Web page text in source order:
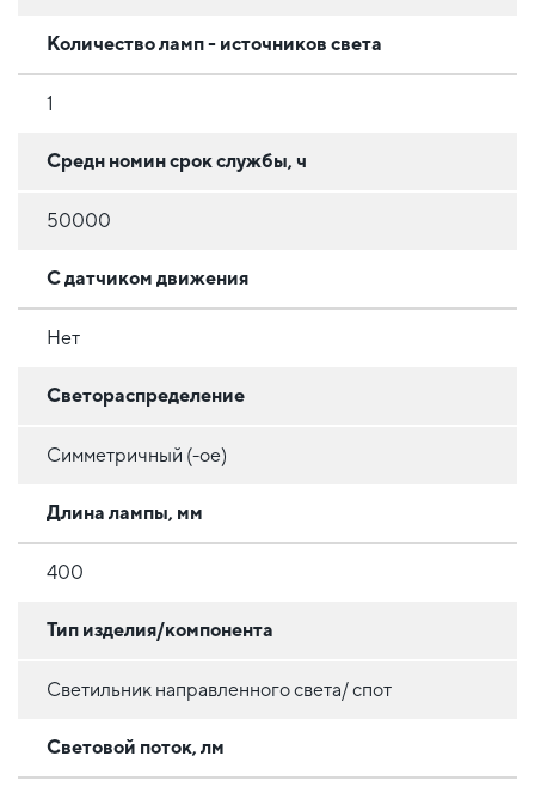
Количество ламп - источников света
1
Средн номин срок службы, ч
50000
С датчиком движения
Нет
Светораспределение
Симметричный (-ое)
Длина лампы, мм
400
Тип изделия/компонента
Светильник направленного света/ спот
Световой поток, лм